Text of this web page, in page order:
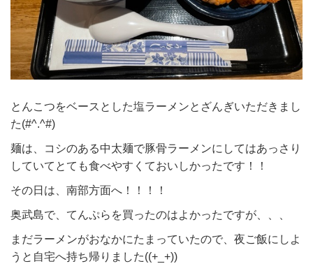
とんこつをベースとした塩ラーメンとざんぎいただきまし
た(#^.^#)
麺は、コシのある中太麺で豚骨ラーメンにしてはあっさり
していてとても食べやすくておいしかったです！！
その日は、南部方面へ！！！！
奥武島で、てんぷらを買ったのはよかったですが、、、
まだラーメンがおなかにたまっていたので、夜ご飯にしよ
うと自宅へ持ち帰りました((+_+))